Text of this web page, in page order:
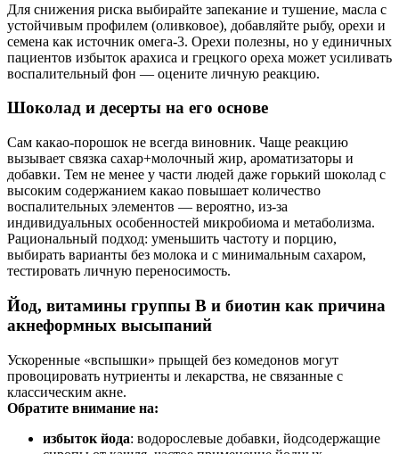
Для снижения риска выбирайте запекание и тушение, масла с
устойчивым профилем (оливковое), добавляйте рыбу, орехи и
семена как источник омега‑3. Орехи полезны, но у единичных
пациентов избыток арахиса и грецкого ореха может усиливать
воспалительный фон — оцените личную реакцию.
Шоколад и десерты на его основе
Сам какао-порошок не всегда виновник. Чаще реакцию
вызывает связка сахар+молочный жир, ароматизаторы и
добавки. Тем не менее у части людей даже горький шоколад с
высоким содержанием какао повышает количество
воспалительных элементов — вероятно, из‑за
индивидуальных особенностей микробиома и метаболизма.
Рациональный подход: уменьшить частоту и порцию,
выбирать варианты без молока и с минимальным сахаром,
тестировать личную переносимость.
Йод, витамины группы B и биотин как причина
акнеформных высыпаний
Ускоренные «вспышки» прыщей без комедонов могут
провоцировать нутриенты и лекарства, не связанные с
классическим акне.
Обратите внимание на:
избыток йода: водорослевые добавки, йодсодержащие